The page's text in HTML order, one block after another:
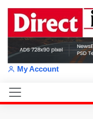
My Account